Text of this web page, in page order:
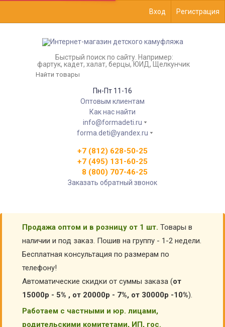
Вход Регистрация
Быстрый поиск по сайту. Например:
фартук, кадет, халат, берцы, ЮИД, Щелкунчик
Пн-Пт 11-16
Оптовым клиентам
Как нас найти
info@formadeti.ru
forma.deti@yandex.ru
+7 (812) 628-50-25
+7 (495) 131-60-25
8 (800) 707-46-25
Заказать обратный звонок
Продажа оптом и в розницу от 1 шт. Товары в
наличии и под заказ. Пошив на группу - 1-2 недели.
Бесплатная консультация по размерам по
телефону!
Автоматические скидки от суммы заказа (от
15000р - 5% , от 20000р - 7%, от 30000р -10%).
Работаем с частными и юр. лицами,
родительскими комитетами, ИП, гос.